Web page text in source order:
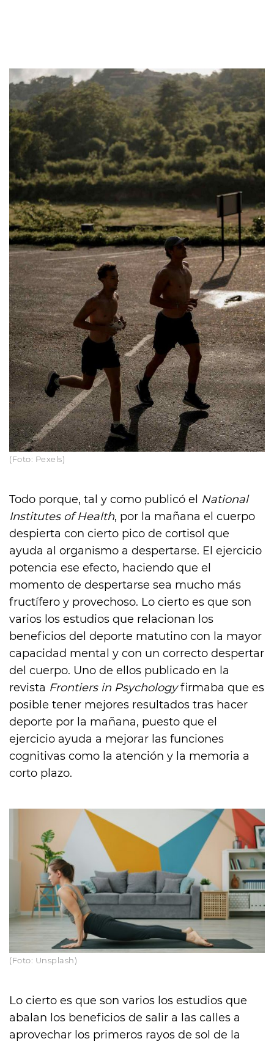
(Foto: Pexels)
Todo porque, tal y como publicó el National
Institutes of Health, por la mañana el cuerpo
despierta con cierto pico de cortisol que
ayuda al organismo a despertarse. El ejercicio
potencia ese efecto, haciendo que el
momento de despertarse sea mucho más
fructífero y provechoso. Lo cierto es que son
varios los estudios que relacionan los
beneficios del deporte matutino con la mayor
capacidad mental y con un correcto despertar
del cuerpo. Uno de ellos publicado en la
revista Frontiers in Psychologyfirmaba que es
posible tener mejores resultados tras hacer
deporte por la mañana, puesto que el
ejercicio ayuda a mejorar las funciones
cognitivas como la atención y la memoria a
corto plazo.
(Foto: Unsplash)
Lo cierto es que son varios los estudios que
abalan los beneficios de salir a las calles a
aprovechar los primeros rayos de sol de la